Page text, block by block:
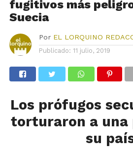
fugitivos más
Suecia
Por EL LORQUINO
Publicado: 11 julio, 2019
Los prófugos
torturaron a una
su